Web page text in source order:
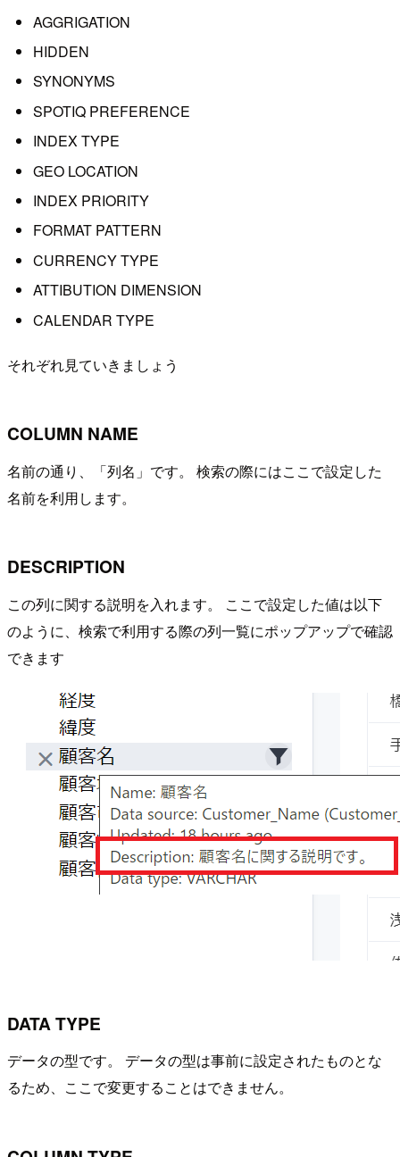
AGGRIGATION
HIDDEN
SYNONYMS
SPOTIQ PREFERENCE
INDEX TYPE
GEO LOCATION
INDEX PRIORITY
FORMAT PATTERN
CURRENCY TYPE
ATTIBUTION DIMENSION
CALENDAR TYPE
それぞれ見ていきましょう
COLUMN NAME
名前の通り、「列名」です。 検索の際にはここで設定した
名前を利用します。
DESCRIPTION
この列に関する説明を入れます。 ここで設定した値は以下
のように、検索で利用する際の列一覧にポップアップで確認
できます
DATA TYPE
データの型です。 データの型は事前に設定されたものとな
るため、ここで変更することはできません。